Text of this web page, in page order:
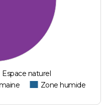
Espace naturel
Zone humide